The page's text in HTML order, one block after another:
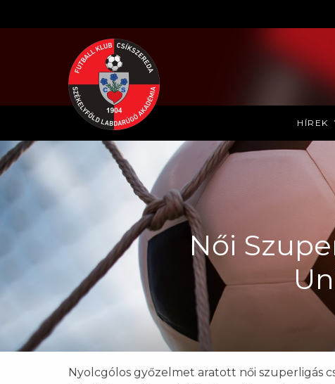
HÍREK
Női
Nyolcgólos győzelmet aratott női szuperligás